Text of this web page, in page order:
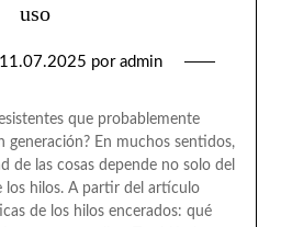
uso
11.07.2025 por admin
que probablemente
generación? En muchos sentidos,
de las cosas depende no solo del
los hilos. A partir del artículo
de los hilos encerados: qué